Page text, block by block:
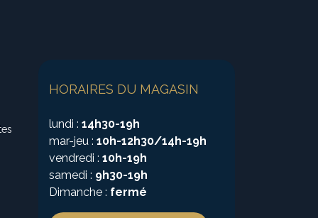
HORAIRES DU MAGASIN
lundi : 14h30-19h
mar-jeu : 10h-12h30/14h-19h
vendredi : 10h-19h
samedi : 9h30-19h
Dimanche : fermé